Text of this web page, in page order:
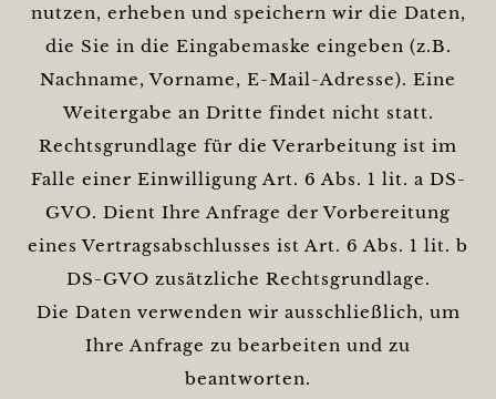
nutzen, erheben und speichern wir die Daten,
die Sie in die Eingabemaske eingeben (z.B.
Nachname, Vorname, E-Mail-Adresse). Eine
Weitergabe an Dritte findet nicht statt.
Rechtsgrundlage für die Verarbeitung ist im
Falle einer Einwilligung Art. 6 Abs. 1 lit. a DS-
GVO. Dient Ihre Anfrage der Vorbereitung
eines Vertragsabschlusses ist Art. 6 Abs. 1 lit. b
DS-GVO zusätzliche Rechtsgrundlage.
Die Daten verwenden wir ausschließlich, um
Ihre Anfrage zu bearbeiten und zu
beantworten.